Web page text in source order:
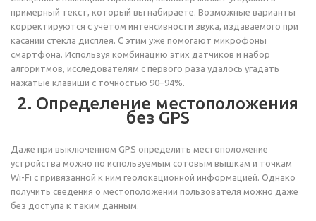
примерный текст, который вы набираете. Возможные варианты
корректируются с учётом интенсивности звука, издаваемого при
касании стекла дисплея. С этим уже помогают микрофоны
смартфона. Используя комбинацию этих датчиков и набор
алгоритмов, исследователям с первого раза удалось угадать
нажатые клавиши с точностью 90–94%.
2. Определение местоположения
без GPS
Даже при выключенном GPS определить местоположение
устройства можно по используемым сотовым вышкам и точкам
Wi-Fi с привязанной к ним геолокационной информацией. Однако
получить сведения о местоположении пользователя можно даже
без доступа к таким данным.